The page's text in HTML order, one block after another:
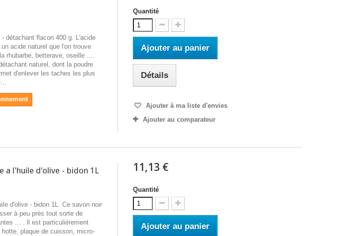
détachant flacon 400 g. L'acide
acide naturel que l'on trouve
rhubarbe, betterave, oseille ....
naturel, dont la poudre
d'enlever les taches les plus
Quantité
Ajouter au panier
Détails
Ajouter à ma liste d'envies
Ajouter au comparateur
a l'huile d'olive - bidon 1L
d'olive - bidon 1L. Ce savon noir
à peu près tout sorte de
... . ll est particulièrement
plaque de cuisson, micro-
11,13 €
Quantité
Ajouter au panier